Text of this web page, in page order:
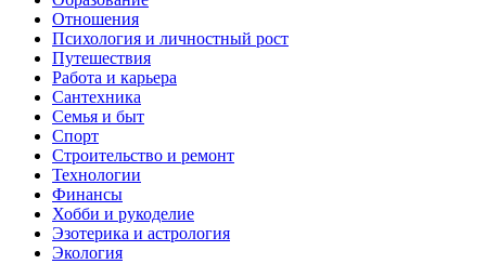
Отношения
Психология и личностный рост
Путешествия
Работа и карьера
Сантехника
Семья и быт
Спорт
Строительство и ремонт
Технологии
Финансы
Хобби и рукоделие
Эзотерика и астрология
Экология